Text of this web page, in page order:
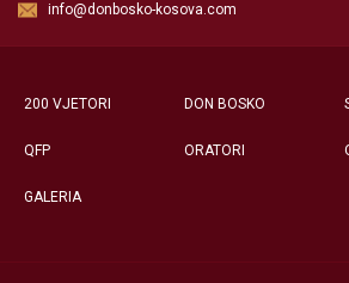
info@donbosko-kosova.com
200 VJETORI DON BOSKO
QFP ORATORI
GALERIA